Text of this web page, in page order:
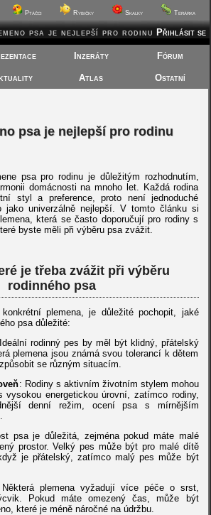
Ptáčci Rybičky Skalky Terárka
Přihlásit se
psa je nejlepší pro rodinu
Inzeráty Fórum
Atlas Ostatní
psa je nejlepší pro rodinu
psa pro rodinu je důležitým rozhodnutím,
domácnosti na mnoho let. Každá rodina
styl a preference, proto není jednoduché
jako univerzálně nejlepší. V tomto článku si
která se často doporučují pro rodiny s
byste měli při výběru psa zvážit.
je třeba zvážit při výběru
rodinného psa
plemena, je důležité pochopit, jaké
psa důležité:
rodinný pes by měl být klidný, přátelský
plemena jsou známá svou tolerancí k dětem
se různým situacím.
: Rodiny s aktivním životním stylem mohou
vysokou energetickou úrovní, zatímco rodiny,
denní režim, ocení psa s mírnějším
psa je důležitá, zejména pokud máte malé
prostor. Velký pes může být pro malé dítě
je přátelský, zatímco malý pes může být
plemena vyžadují více péče o srst,
Pokud máte omezený čas, může být
které je méně náročné na údržbu.